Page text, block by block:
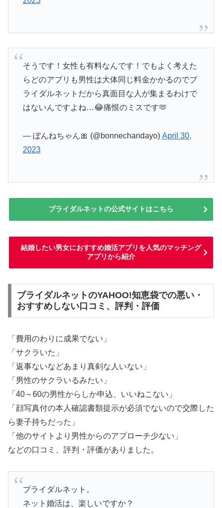
そうです！女性も有料なんです！でもよく考えた
らどのアプリも男性は大体同じ料金かかるのでブ
ライダルネットだから真面目な人が集まるわけで
はないんですよね…😂痛恨のミスです🫶
— ぼんねちゃん🎀 (@bonnechandayo) April 30,
2023
ブライダルネットの公式サイトはこちら
結婚したい男女におすすめ婚活アプリを人気のマッチング
アプリから紹介
ブライダルネットのYAHOO!知恵袋での悪い・
おすすめしない口コミ、評判・評価
「費用のわりに成果でない」
「サクラいた」
「返事ないなどあまり真剣な人いない」
「男性のサクラいるみたい」
「40～60の男性からしか申込、いいねこない」
「顔写真付の本人確認書類提示が必須でないので交際した
ら妻子持ちだった」
「他のサイトより男性からのアプローチ少ない」
などの口コミ、評判・評価がありました。
ブライダルネット。
ネット婚活は、楽しいですか？